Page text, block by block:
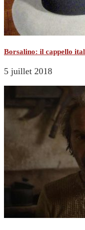
Borsalino: il cappello
5 juillet 2018